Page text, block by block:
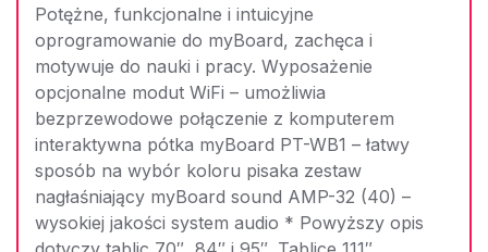
Potężne, funkcjonalne i intuicyjne
oprogramowanie do myBoard, zachęca i
motywuje do nauki i pracy. Wyposażenie
opcjonalne modut WiFi – umożliwia
bezprzewodowe połączenie z komputerem
interaktywna pótka myBoard PT-WB1 – łatwy
sposób na wybór koloru pisaka zestaw
nagłaśniający myBoard sound AMP-32 (40) –
wysokiej jakości system audio * Powyższy opis